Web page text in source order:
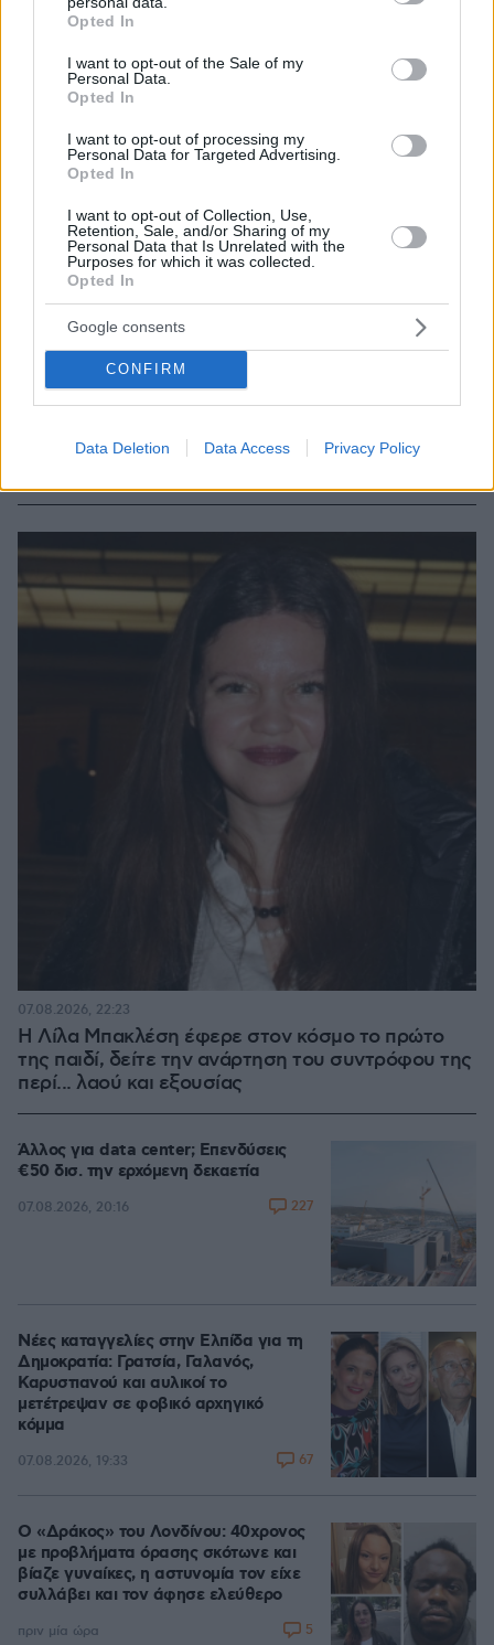
grant or deny consent to Google and its third-party tags to
use your data for below specified purposes in below Google
consent section.
Opted In
I want to opt-out of the Sale of my
Personal Data.
Opted In
I want to opt-out of processing my
Personal Data for Targeted Advertising.
Opted In
I want to opt-out of Collection, Use,
Retention, Sale, and/or Sharing of my
Personal Data that Is Unrelated with the
Purposes for which it was collected.
Opted In
Google consents
CONFIRM
Data Deletion Data Access Privacy Policy
Ελλάδα που γερνάει: Τα... δύο ταψιά μεσημεριανό,
07.08.2026, 15:59
Η Λίλα Μπακλέση έφερε στον κόσμο το πρώτο
της παιδί, δείτε την ανάρτηση του συντρόφου της
περί... λαού και εξουσίας
07.08.2026, 22:23
Άλλος για data center; Επενδύσεις
€50 δισ. την ερχόμενη δεκαετία
07.08.2026, 20:16 227
Νέες καταγγελίες στην Ελπίδα για τη
Δημοκρατία: Γρατσία, Γαλανός,
Καρυστιανού και αυλικοί το
μετέτρεψαν σε φοβικό αρχηγικό
κόμμα
07.08.2026, 19:33 67
Ο «Δράκος» του Λονδίνου: 40χρονος
με προβλήματα όρασης σκότωνε και
βίαζε γυναίκες, η αστυνομία τον είχε
συλλάβει και τον άφησε ελεύθερο
πριν μία ώρα 5